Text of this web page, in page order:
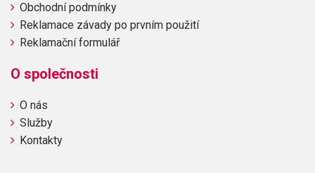
Obchodní podmínky
Reklamace závady po prvním použití
Reklamační formulář
O společnosti
O nás
Služby
Kontakty